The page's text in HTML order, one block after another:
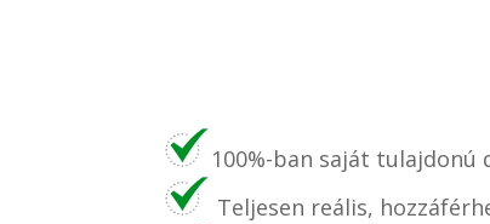
100%-ban saját tulajdonú
Teljesen reális,